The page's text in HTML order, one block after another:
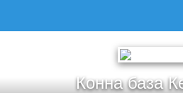
Конна база